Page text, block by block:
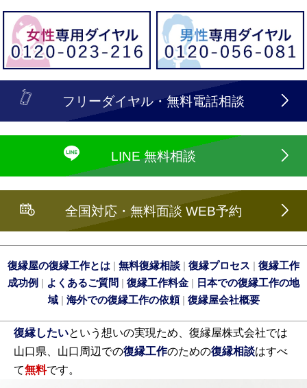
フリーダイヤル・無料電話相談
LINE 無料相談
全国対応・無料面談 WEB予約
復縁屋の復縁工作とは | 無料復縁相談 | 復縁プロセス | 復縁工作
成功例 | よくあるご質問 | 復縁工作料金 | 日本での復縁工作の地
域| 海外での復縁工作の依頼| 復縁屋会社概要
復縁したいという想いの実現ため、復縁屋株式会社では
山口県、山口周辺での復縁工作のための復縁相談はすべ
て無料です。